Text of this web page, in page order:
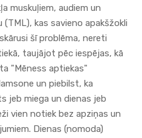
muskuļiem, audiem un
kas savieno apakšžokli
šī problēma, nereti
, taujājot pēc iespējas, kā
"Mēness aptiekas"
un piebilst, ka
jeb miega un dienas jeb
vien notiek bez apziņas un
Dienas (nomoda)